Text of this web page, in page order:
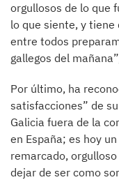
orgullosos de lo que
lo que siente, y
entre todos
gallegos del
Por último, ha
satisfacciones” de
Galicia fuera de la
en España; es hoy
remarcado,
dejar de ser como